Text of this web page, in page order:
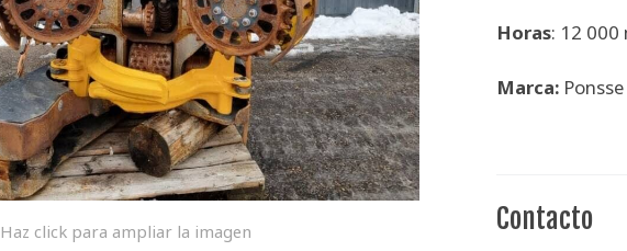
Haz click para ampliar la imagen
Horas: 12 000
Marca: Ponsse
Contacto